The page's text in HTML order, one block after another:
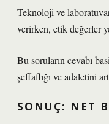
Teknoloji ve
verirken, etik değerler
Bu soruların cevabı
şeffaflığı ve adaletini
SONUÇ: NET